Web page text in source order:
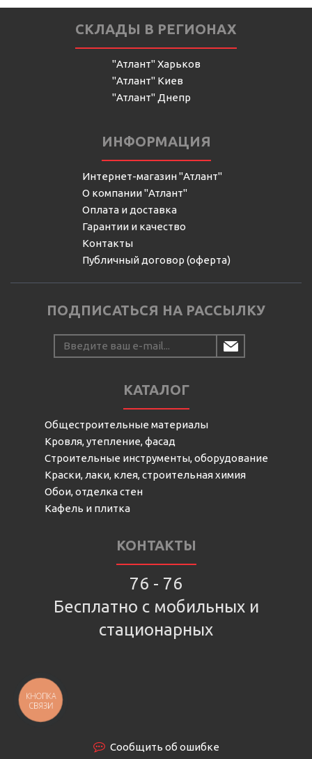
СКЛАДЫ В РЕГИОНАХ
"Атлант" Харьков
"Атлант" Киев
"Атлант" Днепр
ИНФОРМАЦИЯ
Интернет-магазин "Атлант"
О компании "Атлант"
Оплата и доставка
Гарантии и качество
Контакты
Публичный договор (оферта)
ПОДПИСАТЬСЯ НА РАССЫЛКУ
КАТАЛОГ
Общестроительные материалы
Кровля, утепление, фасад
Строительные инструменты, оборудование
Краски, лаки, клея, строительная химия
Обои, отделка стен
Кафель и плитка
КОНТАКТЫ
76 - 76
Бесплатно с мобильных и
стационарных
Сообщить об ошибке
КНОПКА
СВЯЗИ